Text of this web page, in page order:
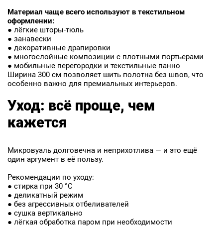
Материал чаще всего используют в текстильном
оформлении:
● лёгкие шторы-тюль
● занавески
● декоративные драпировки
● многослойные композиции с плотными портьерами
● мобильные перегородки и текстильные панно
Ширина 300 см позволяет шить полотна без швов, что
особенно важно для премиальных интерьеров.
Уход: всё проще, чем
кажется
Микровуаль долговечна и неприхотлива — и это ещё
один аргумент в её пользу.
Рекомендации по уходу:
● стирка при 30 °C
● деликатный режим
● без агрессивных отбеливателей
● сушка вертикально
● лёгкая обработка паром при необходимости
ФИО
Телефон
Ваш телефон
E-mail
ОТПРАВИТЬ